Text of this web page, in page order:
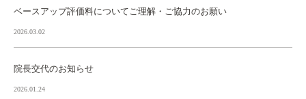
ベースアップ評価料についてご理解・ご協力のお願い
2026.03.02
院長交代のお知らせ
2026.01.24